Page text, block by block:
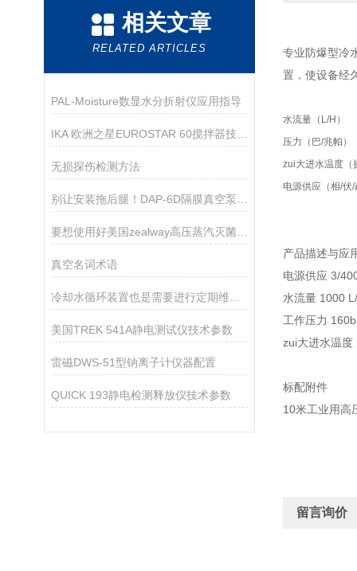
相关文章
RELATED ARTICLES
PAL-Moisture数显水分折射仪应用指导
IKA 欧洲之星EUROSTAR 60搅拌器技术资料
无损探伤检测方法
要想使用好美国zealway高压蒸汽灭菌器需按照以下步骤
真空名词术语
美国TREK 541A静电测试仪技术参数
雷磁DWS-51型钠离子计仪器配置
QUICK 193静电检测释放仪技术参数
专业防爆型冷
置，使设备经
水流量（L/H）
压力（巴/兆帕）
zui大进水温度（
电源供应（相/伏
产品描述与应
电源供应 3/
水流量 1000
工作压力
zui大进水温
标配附件
10米工业用高
留言询价